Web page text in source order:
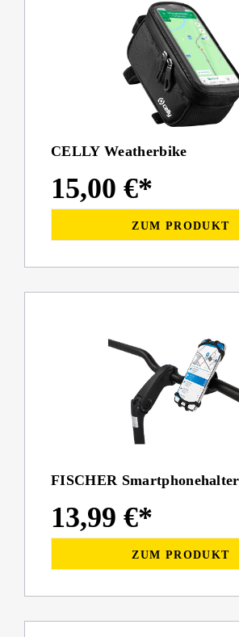
CELLY Weatherbike
15,00 €*
ZUM PRODUKT
FISCHER Smartphonehalter
13,99 €*
ZUM PRODUKT